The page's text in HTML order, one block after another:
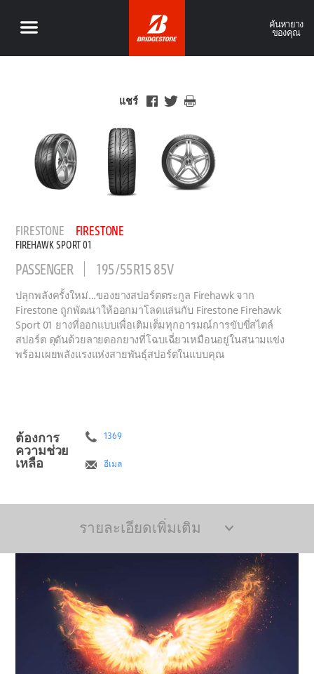
ค้นหายาง
ของคุณ
แชร์
FIRESTONE FIRESTONE
FIREHAWK SPORT 01
PASSENGER 195/55R15 85V
ปลุกพลังครั้งใหม่...ของยางสปอร์ตตระกูล Firehawk จาก
Firestone ถูกพัฒนาให้ออกมาโลดแล่นกับ Firestone Firehawk
Sport 01 ยางที่ออกแบบเพื่อเติมเต็มทุกอารมณ์การขับขี่สไตล์
สปอร์ต ดุดันด้วยลายดอกยางที่โฉบเฉี่ยวเหมือนอยู่ในสนามแข่ง
พร้อมเผยพลังแรงแห่งสายพันธุ์สปอร์ตในแบบคุณ
ต้องการ
ความช่วย
เหลือ
1369
อีเมล
รายละเอียดเพิ่มเติม